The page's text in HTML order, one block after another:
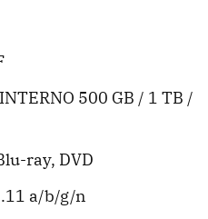
500 GB / 1 TB /
ray, DVD
a/b/g/n